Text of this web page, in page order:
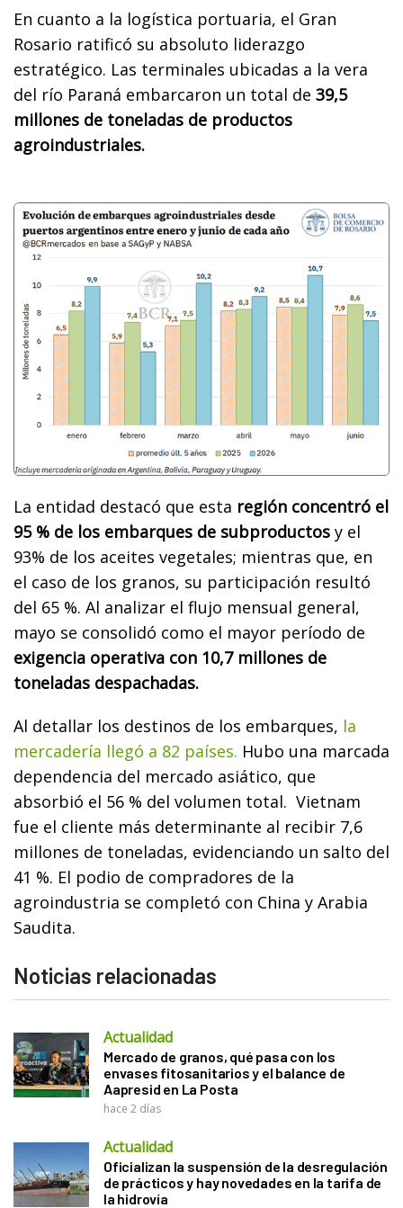
En cuanto a la logística portuaria, el Gran
Rosario ratificó su absoluto liderazgo
estratégico. Las terminales ubicadas a la vera
del río Paraná embarcaron un total de 39,5
millones de toneladas de productos
agroindustriales.
La entidad destacó que esta región concentró el
95 % de los embarques de subproductos y el
93% de los aceites vegetales; mientras que, en
el caso de los granos, su participación resultó
del 65 %. Al analizar el flujo mensual general,
mayo se consolidó como el mayor período de
exigencia operativa con 10,7 millones de
toneladas despachadas.
Al detallar los destinos de los embarques, la
mercadería llegó a 82 países. Hubo una marcada
dependencia del mercado asiático, que
absorbió el 56 % del volumen total. Vietnam
fue el cliente más determinante al recibir 7,6
millones de toneladas, evidenciando un salto del
41 %. El podio de compradores de la
agroindustria se completó con China y Arabia
Saudita.
Noticias relacionadas
Actualidad
Mercado de granos, qué pasa con los
envases fitosanitarios y el balance de
Aapresid en La Posta
hace 2 días
Actualidad
Oficializan la suspensión de la desregulación
de prácticos y hay novedades en la tarifa de
la hidrovía